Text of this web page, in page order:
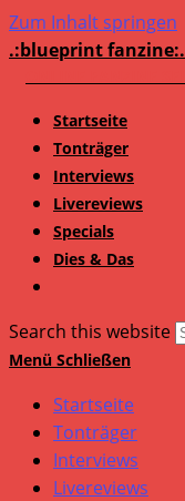
Zum Inhalt springen
.:blueprint fanzine:.
Startseite
Tonträger
Interviews
Livereviews
Specials
Dies & Das
Search this website
Menü Schließen
Startseite
Tonträger
Interviews
Livereviews